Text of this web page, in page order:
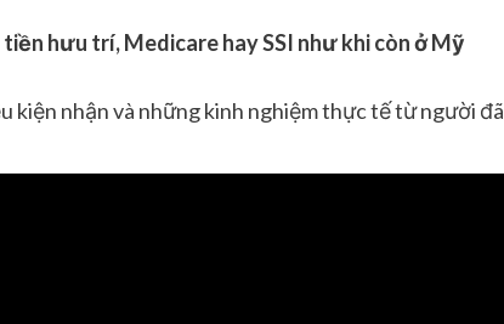
hưu trí, Medicare hay SSI như khi còn ở Mỹ
kiện nhận và những kinh nghiệm thực tế từ người đã